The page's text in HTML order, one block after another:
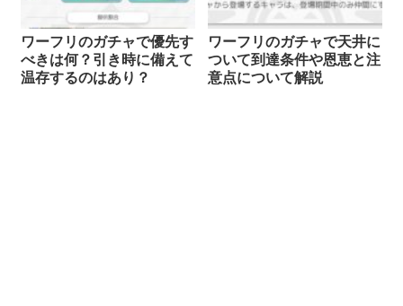
ワーフリのガチャで優先す
べきは何？引き時に備えて
温存するのはあり？
ワーフリのガチャで天井に
ついて到達条件や恩恵と注
意点について解説